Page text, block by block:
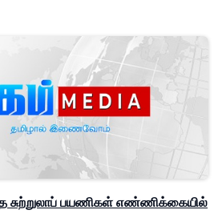
பயணிகள் எண்ணிக்கையில்